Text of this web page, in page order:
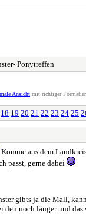
Ponytreffen
Ansicht mit richtiger
18 19 20 21 22 23 24 25
Komme aus dem
passt, gerne dabei
gibts ja die Mall,
noch länger und das